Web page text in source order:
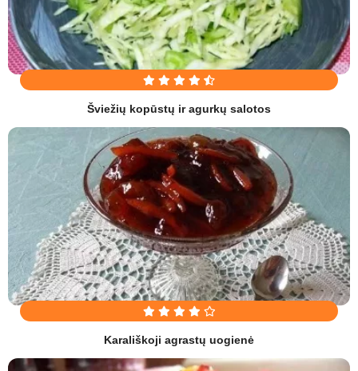
Šviežių kopūstų ir agurkų salotos
Karališkoji agrastų uogienė